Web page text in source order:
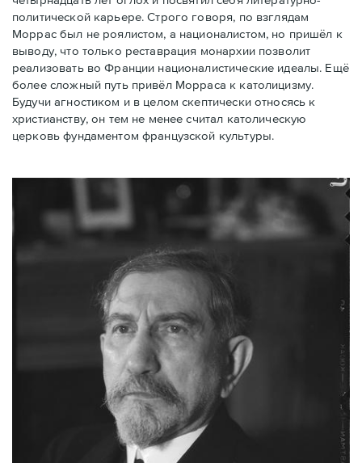
политической карьере. Строго говоря, по взглядам
Моррас был не роялистом, а националистом, но пришёл к
выводу, что только реставрация монархии позволит
реализовать во Франции националистические идеалы. Ещё
более сложный путь привёл Морраса к католицизму.
Будучи агностиком и в целом скептически относясь к
христианству, он тем не менее считал католическую
церковь фундаментом французской культуры.